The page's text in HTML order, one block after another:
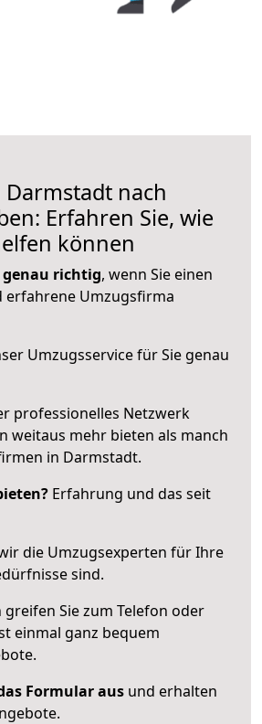
nach
Erfahren Sie, wie
können
genau richtig, wenn Sie einen
erfahrene Umzugsfirma
Umzugsservice für Sie genau
professionelles Netzwerk
weitaus mehr bieten als manch
in Darmstadt.
Erfahrung und das seit
die Umzugsexperten für Ihre
sind.
greifen Sie zum Telefon oder
einmal ganz bequem
Formular aus und erhalten